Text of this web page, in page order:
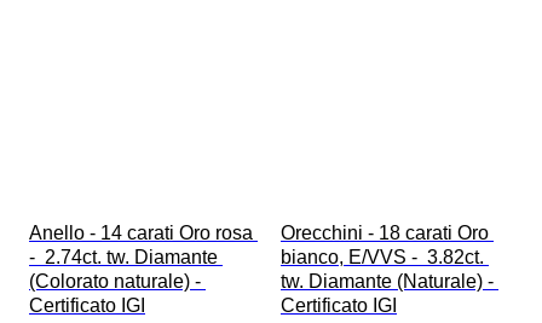
Anello - 14 carati Oro rosa
-  2.74ct. tw. Diamante
(Colorato naturale) -
Certificato IGI
Orecchini - 18 carati Oro
bianco, E/VVS -  3.82ct.
tw. Diamante (Naturale) -
Certificato IGI